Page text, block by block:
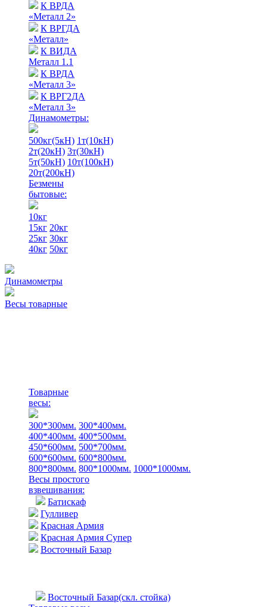
К ВРДА
«Металл 2»
К ВРГДА
«Металл»
К ВИДА
Металл 1.1
К ВРДА
«Металл 3»
К ВРГ2ДА
«Металл 3»
Динамометры:
500кг(5кН) 1т(10кН)
2т(20кН) 3т(30кН)
5т(50кН) 10т(100кН)
20т(200кН)
Безмены
бытовые:
10кг
15кг 20кг
25кг 30кг
40кг 50кг
Динамометры
Весы товарные
Товарные
весы:
300*300мм. 300*400мм.
400*400мм. 400*500мм.
450*600мм. 500*700мм.
600*600мм. 600*800мм.
800*800мм. 800*1000мм. 1000*1000мм.
Весы простого
взвешивания:
Батискаф
Гулливер
Красная Армия
Красная Армия Супер
Восточный Базар
Восточный Базар(скл. стойка)